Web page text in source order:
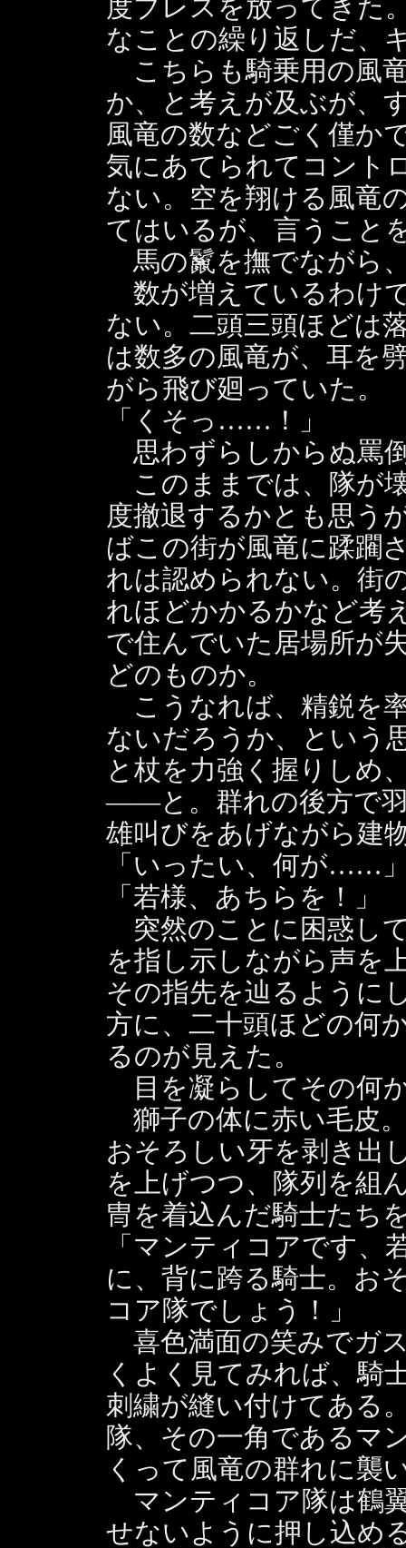
度ブレスを放ってきた
なことの繰り返しだ、
こちらも騎乗用の風
か、と考えが及ぶが、
風竜の数などごく僅か
気にあてられてコント
ない。空を翔ける風竜
てはいるが、言うこと
馬の鬣を撫でながら
数が増えているわけ
ない。二頭三頭ほどは
は数多の風竜が、耳を
がら飛び廻っていた。
「くそっ……！」
思わずらしからぬ罵
このままでは、隊が
度撤退するかとも思う
ばこの街が風竜に蹂躙
れは認められない。街
れほどかかるかなど考
で住んでいた居場所が
どのものか。
こうなれば、精鋭を
ないだろうか、という
と杖を力強く握りしめ
――と。群れの後方で
雄叫びをあげながら建
「いったい、何が……
「若様、あちらを！」
突然のことに困惑し
を指し示しながら声を
その指先を辿るように
方に、二十頭ほどの何
るのが見えた。
目を凝らしてその何
獅子の体に赤い毛皮
おそろしい牙を剥き出
を上げつつ、隊列を組
冑を着込んだ騎士た
「マンティコアです
に、背に跨る騎士。お
コア隊でしょう！」
喜色満面の笑みでガ
くよく見てみれば、騎
刺繍が縫い付けてある
隊、その一角であるマ
くって風竜の群れに襲
マンティコア隊は鶴
せないように押し込め